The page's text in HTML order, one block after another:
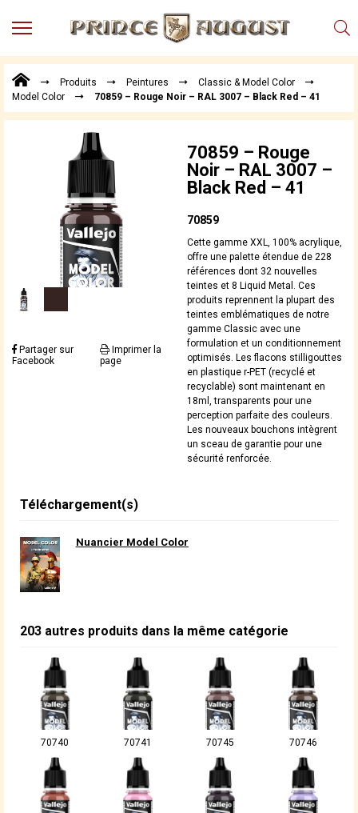
MENU
Points
de
Vente
Actualités
Téléchargements
Techniques,
trucs et
astuces
Vidéos
Produits Peintures
Classic & Model Color
Model Color
70859 – Rouge Noir – RAL 3007 – Black Red – 41
Partager sur
Facebook
Imprimer la
page
70859 – Rouge
Noir – RAL 3007 –
Black Red – 41
70859
Cette gamme XXL, 100% acrylique,
offre une palette étendue de 228
références dont 32 nouvelles
teintes et 8 Liquid Metal. Ces
produits reprennent la plupart des
teintes emblématiques de notre
gamme Classic avec une
formulation et un conditionnement
optimisés. Les flacons stilligouttes
en plastique r-PET (recyclé et
recyclable) sont maintenant en
18ml, transparents pour une
perception parfaite des couleurs.
Les nouveaux bouchons intègrent
un sceau de garantie pour une
sécurité renforcée.
Téléchargement(s)
Nuancier Model Color
203 autres produits dans la même catégorie
70740 70741 70745 70746